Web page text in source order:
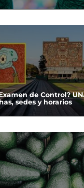
de Control?
sedes y horarios